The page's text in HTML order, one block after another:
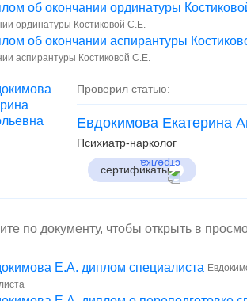
ординатуры Костиковой С.Е.
аспирантуры Костиковой С.Е.
Проверил статью:
Евдокимова Екатерина
Психиатр-нарколог
сертификаты
по документу, чтобы открыть в